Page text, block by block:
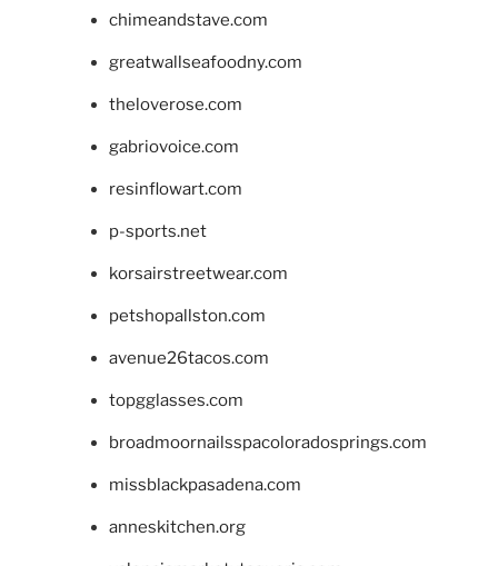
chimeandstave.com
greatwallseafoodny.com
theloverose.com
gabriovoice.com
resinflowart.com
p-sports.net
korsairstreetwear.com
petshopallston.com
avenue26tacos.com
topgglasses.com
broadmoornailsspacoloradosprings.com
missblackpasadena.com
anneskitchen.org